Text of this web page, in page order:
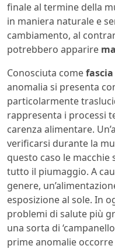
finale al termine della
in maniera naturale e
cambiamento, al
potrebbero apparire
Conosciuta come
anomalia si presenta
particolarmente
rappresenta i processi
carenza alimentare.
verificarsi durante la
questo caso le
tutto il piumaggio. A
genere,
esposizione al sole. In
problemi di salute più
una sorta di
prime anomalie